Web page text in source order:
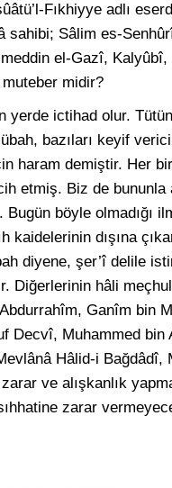
Fıkhiyye adlı
sahibi; Sâlim es-
el-Gazî,
muteber midir?
yerde ictihad olur.
bazıları keyif
haram demiştir. Her
etmiş. Biz de
böyle olmadığı
kaidelerinin dışına
diyene, şer’î delile
Diğerlerinin hâli
Ganîm bin
Decvî, Muhammed
Hâlid-i
ve alışkanlık
zarar